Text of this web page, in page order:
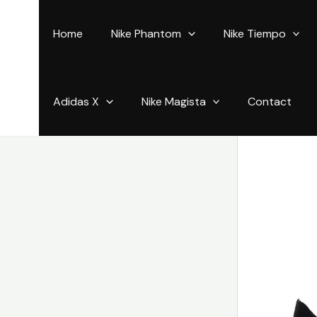
Home Nike Phantom Nike Tiempo
Adidas X Nike Magista Contact